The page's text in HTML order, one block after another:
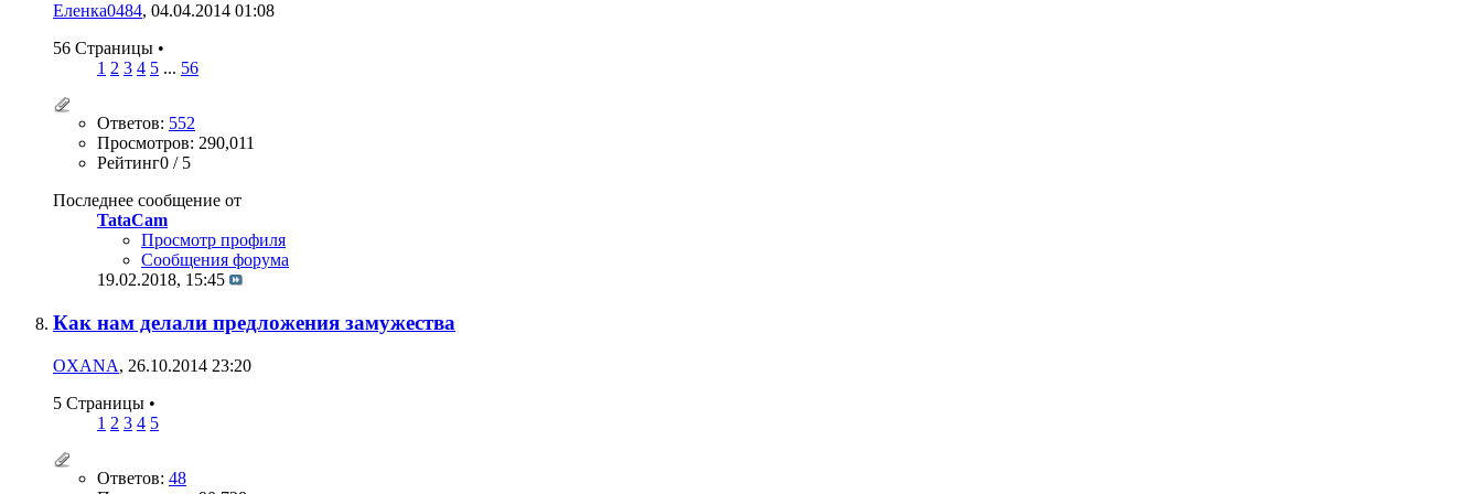
Еленка0484, 04.04.2014 01:08
56 Страницы •
1 2 3 4 5 ... 56
Ответов: 552
Просмотров: 290,011
Рейтинг0 / 5
Последнее сообщение от
TataCam
Просмотр профиля
Сообщения форума
19.02.2018, 15:45
Как нам делали предложения замужества
OXANA, 26.10.2014 23:20
5 Страницы •
1 2 3 4 5
Ответов: 48